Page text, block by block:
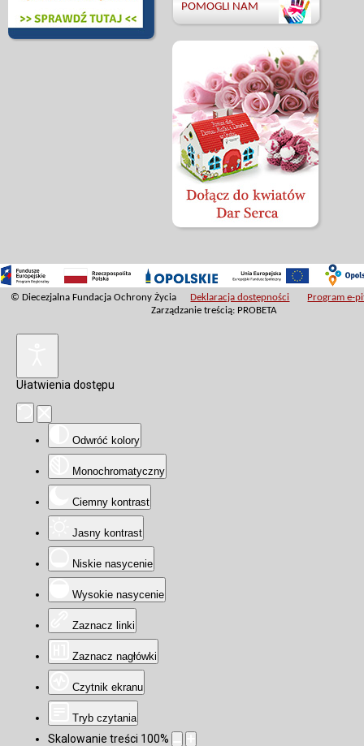
POMOGLI NAM
© Diecezjalna Fundacja Ochrony Życia Deklaracja dostępności
Program e-
Zarządzanie treścią: PROBETA
Ułatwienia dostępu
Odwróć kolory
Monochromatyczny
Ciemny kontrast
Jasny kontrast
Niskie nasycenie
Wysokie nasycenie
Zaznacz linki
Zaznacz nagłówki
Czytnik ekranu
Tryb czytania
Skalowanie treści 100%